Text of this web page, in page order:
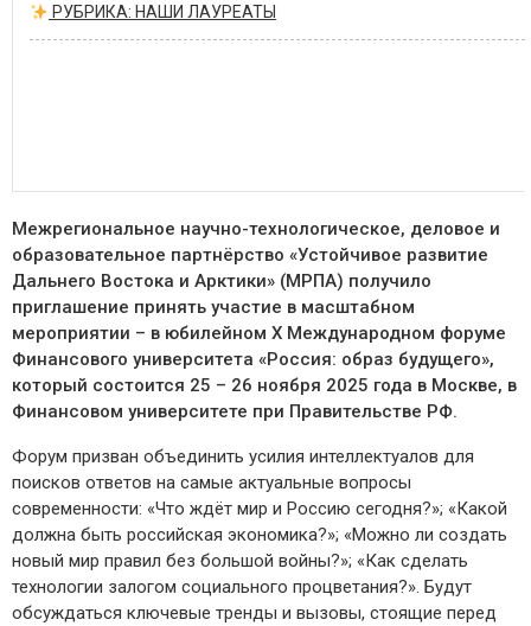
РУБРИКА: НАШИ ЛАУРЕАТЫ
Межрегиональное научно-технологическое, деловое и
образовательное партнёрство «Устойчивое развитие
Дальнего Востока и Арктики» (МРПА) получило
приглашение принять участие в масштабном
мероприятии – в юбилейном X Международном форуме
Финансового университета «Россия: образ будущего»,
который состоится 25 – 26 ноября 2025 года в Москве, в
Финансовом университете при Правительстве РФ.
Форум призван объединить усилия интеллектуалов для
поисков ответов на самые актуальные вопросы
современности: «Что ждёт мир и Россию сегодня?»; «Какой
должна быть российская экономика?»; «Можно ли создать
новый мир правил без большой войны?»; «Как сделать
технологии залогом социального процветания?». Будут
обсуждаться ключевые тренды и вызовы, стоящие перед